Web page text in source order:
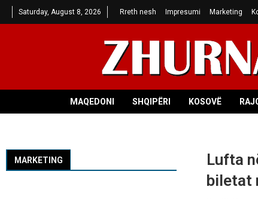
Saturday, August 8, 2026 Rreth nesh Impresumi Marketing
MAQEDONI SHQIPËRI KOSOVË
Lufta
biletat
MARKETING